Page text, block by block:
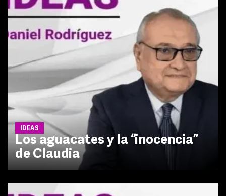
IDEAS
Los aguacates y la “inocencia”
de Claudia